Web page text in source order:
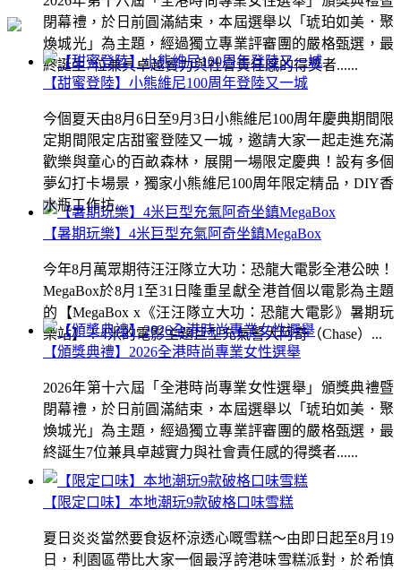
閉幕禮，於日前圓滿結束，本屆選舉以「琥珀如美．聚
煥城光」為主題，經過獨立專業評審團的嚴格甄選，最
終誕生7位兼具卓越實力與社會責任感的得獎者......
【暑期玩樂】4米巨型充氣阿奇坐鎮MegaBox
今年8月萬眾期待汪汪隊立大功：恐龍大電影全港公映！
MegaBox於8月1至31日隆重呈獻全港首個以電影為主題
的【MegaBox x《汪汪隊立大功：恐龍大電影》暑期玩
樂站】！4米的電影主題巨型充氣警犬阿奇（Chase）...
【限定口味】本地潮玩9款破格口味雪糕
夏日炎炎當然要食返杯涼透心嘅雪糕～由即日起至8月19
日，利園區帶比大家一個最浮誇港味雪糕派對，於希慎
【甜蜜登陸】小熊維尼100周年登陸又一城
今個夏天由8月6日至9月3日小熊維尼100周年慶典期間限
定期間限定店甜蜜登陸又一城，邀請大家一起走進充滿
歡樂與童心的百畝森林，展開一場限定慶典！設有多個
夢幻打卡場景，獨家小熊維尼100周年限定精品，DIY香
水瓶工作坊...
【頒獎典禮】2026全港時尚專業女性選舉
2026年第十六屆「全港時尚專業女性選舉」頒獎典禮暨
閉幕禮，於日前圓滿結束，本屆選舉以「琥珀如美．聚
煥城光」為主題，經過獨立專業評審團的嚴格甄選，最
終誕生7位兼具卓越實力與社會責任感的得獎者......